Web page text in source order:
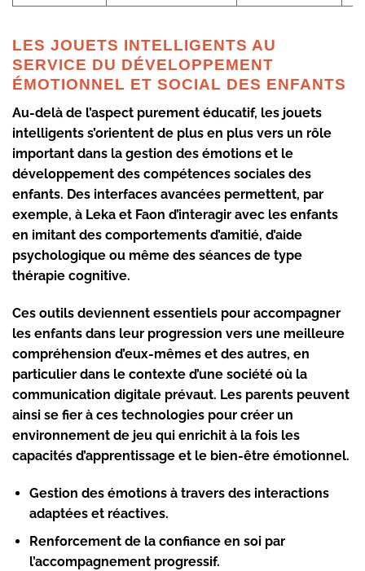
LES JOUETS INTELLIGENTS AU
SERVICE DU DÉVELOPPEMENT
ÉMOTIONNEL ET SOCIAL DES ENFANTS
Au-delà de l’aspect purement éducatif, les jouets
intelligents s’orientent de plus en plus vers un rôle
important dans la gestion des émotions et le
développement des compétences sociales des
enfants. Des interfaces avancées permettent, par
exemple, à Leka et Faon d’interagir avec les enfants
en imitant des comportements d’amitié, d’aide
psychologique ou même des séances de type
thérapie cognitive.
Ces outils deviennent essentiels pour accompagner
les enfants dans leur progression vers une meilleure
compréhension d’eux-mêmes et des autres, en
particulier dans le contexte d’une société où la
communication digitale prévaut. Les parents peuvent
ainsi se fier à ces technologies pour créer un
environnement de jeu qui enrichit à la fois les
capacités d’apprentissage et le bien-être émotionnel.
Gestion des émotionsà travers des interactions
adaptées et réactives.
Renforcement de la confiance en soipar
l’accompagnement progressif.